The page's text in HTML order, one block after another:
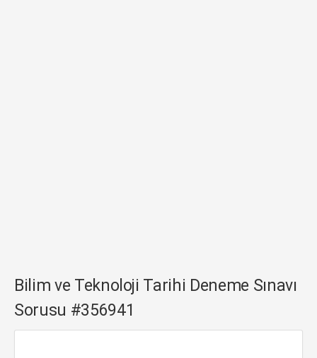
Bilim ve Teknoloji Tarihi Deneme Sınavı
Sorusu #356941